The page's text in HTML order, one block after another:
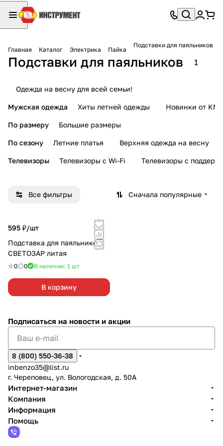
Главная Каталог Электрика Пайка
Подставки для паяльников
Подставки для паяльников 1
Одежда на весну для всей семьи!
Мужская одежда Хиты летней одежды Новинки от KMI
По размеру Большие размеры
По сезону Летние платья Верхняя одежда на весну
Телевизоры Телевизоры с Wi-Fi Телевизоры с
Все фильтры Сначала популярные
595 ₽/шт
Подставка для паяльников
СВЕТОЗАР литая
0 0 В наличии: 1 шт
В корзину
Подписаться на новости и акции
8 (800) 550-36-38
inbenzo35@list.ru
г. Череповец, ул. Вологодская, д. 50А
Интернет-магазин
Компания
Информация
Помощь